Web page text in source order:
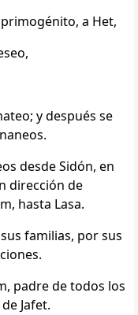
a Het,
y después se
desde Sidón, en
dirección de
hasta Lasa.
familias, por sus
padre de todos los
Jafet.